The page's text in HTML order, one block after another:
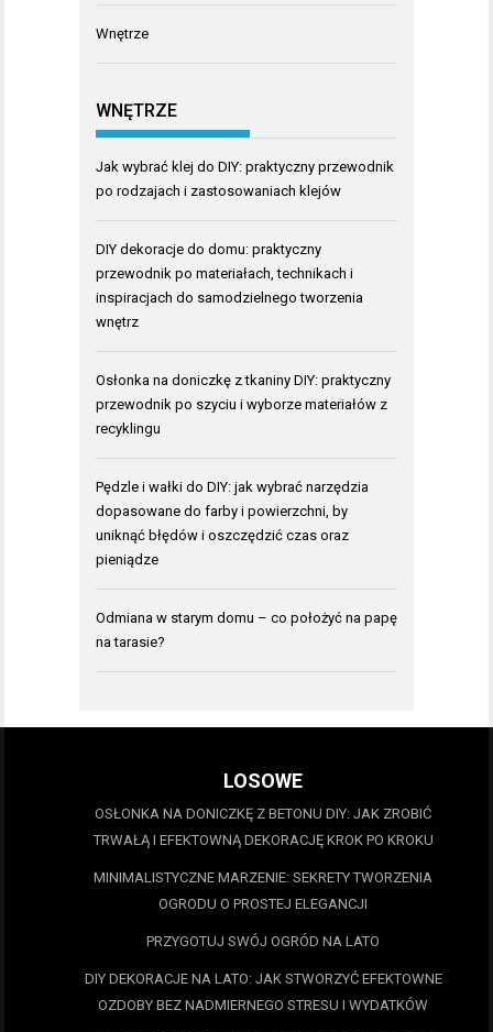
Wnętrze
WNĘTRZE
Jak wybrać klej do DIY: praktyczny przewodnik
po rodzajach i zastosowaniach klejów
DIY dekoracje do domu: praktyczny
przewodnik po materiałach, technikach i
inspiracjach do samodzielnego tworzenia
wnętrz
Osłonka na doniczkę z tkaniny DIY: praktyczny
przewodnik po szyciu i wyborze materiałów z
recyklingu
Pędzle i wałki do DIY: jak wybrać narzędzia
dopasowane do farby i powierzchni, by
uniknąć błędów i oszczędzić czas oraz
pieniądze
Odmiana w starym domu – co położyć na papę
na tarasie?
LOSOWE
OSŁONKA NA DONICZKĘ Z BETONU DIY: JAK ZROBIĆ
TRWAŁĄ I EFEKTOWNĄ DEKORACJĘ KROK PO KROKU
MINIMALISTYCZNE MARZENIE: SEKRETY TWORZENIA
OGRODU O PROSTEJ ELEGANCJI
PRZYGOTUJ SWÓJ OGRÓD NA LATO
DIY DEKORACJE NA LATO: JAK STWORZYĆ EFEKTOWNE
OZDOBY BEZ NADMIERNEGO STRESU I WYDATKÓW